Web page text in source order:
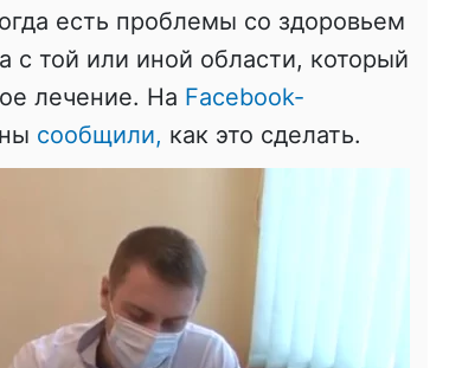
есть проблемы со здоровьем
с той или иной области, который
лечение. На Facebook-
сообщили, как это сделать.